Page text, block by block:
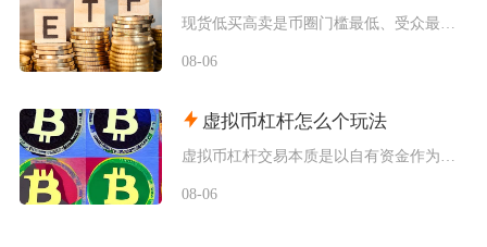
08-06
虚拟币杠杆怎么个玩法
08-06